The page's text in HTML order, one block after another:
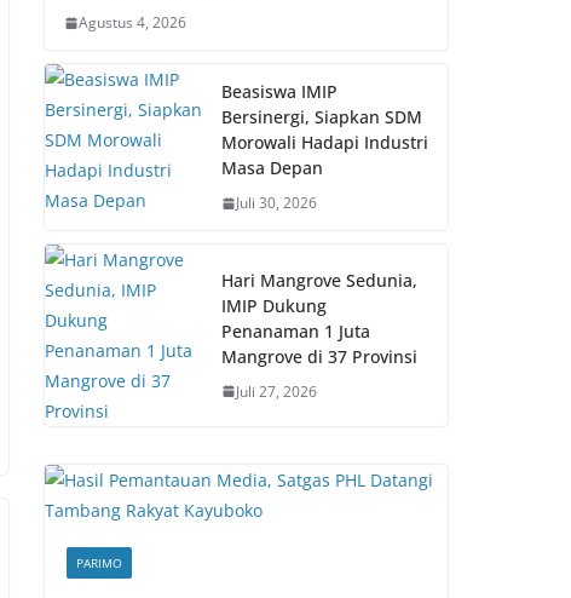
Agustus 4, 2026
Beasiswa IMIP
Bersinergi, Siapkan SDM
Morowali Hadapi Industri
Masa Depan
Juli 30, 2026
Hari Mangrove Sedunia,
IMIP Dukung
Penanaman 1 Juta
Mangrove di 37 Provinsi
Juli 27, 2026
PARIMO